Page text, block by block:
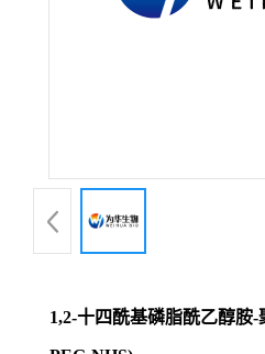
1,2-十四酰基磷脂酰乙醇胺